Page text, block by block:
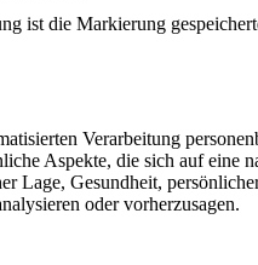
ist die Markierung
Verarbeitung
Aspekte, die sich auf eine
Lage, Gesundheit,
oder vorherzusagen.